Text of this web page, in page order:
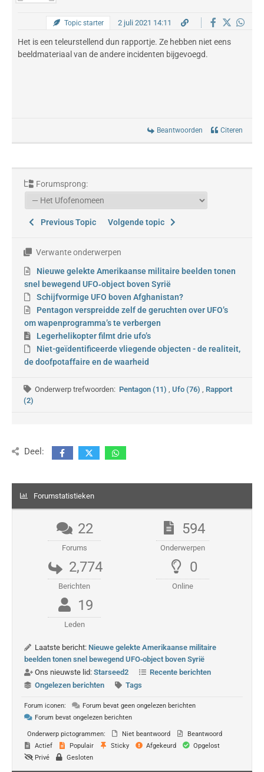
Topic starter 2 juli 2021 14:11
Het is een teleurstellend dun rapportje. Ze hebben niet eens
beeldmateriaal van de andere incidenten bijgevoegd.
Beantwoorden Citeren
Forumsprong:
Previous Topic Volgende topic
Verwante onderwerpen
Nieuwe gelekte Amerikaanse militaire beelden tonen
snel bewegend UFO‑object boven Syrië
Schijfvormige UFO boven Afghanistan?
Pentagon verspreidde zelf de geruchten over UFO’s
om wapenprogramma’s te verbergen
Legerhelikopter filmt drie ufo’s
Niet-geïdentificeerde vliegende objecten - de realiteit,
de doofpotaffaire en de waarheid
Onderwerp trefwoorden: Pentagon (11), Ufo (76), Rapport
(2)
Deel:
Forumstatistieken
22
Forums
594
Onderwerpen
2,774
Berichten
0
Online
19
Leden
Laatste bericht: Nieuwe gelekte Amerikaanse militaire
beelden tonen snel bewegend UFO‑object boven Syrië
Ons nieuwste lid: Starseed2
Recente berichten
Ongelezen berichten
Tags
Forum iconen:
Forum bevat geen ongelezen berichten
Forum bevat ongelezen berichten
Onderwerp pictogrammen: Niet beantwoord
Beantwoord
Actief
Populair Sticky Afgekeurd
Opgelost
Privé
Gesloten